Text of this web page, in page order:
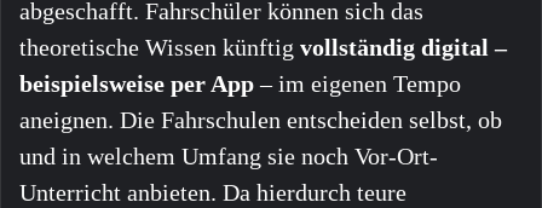
abgeschafft. Fahrschüler können sich das
theoretische Wissen künftig vollständig digital –
beispielsweise per App– im eigenen Tempo
aneignen. Die Fahrschulen entscheiden selbst, ob
und in welchem Umfang sie noch Vor-Ort-
Unterricht anbieten. Da hierdurch teure